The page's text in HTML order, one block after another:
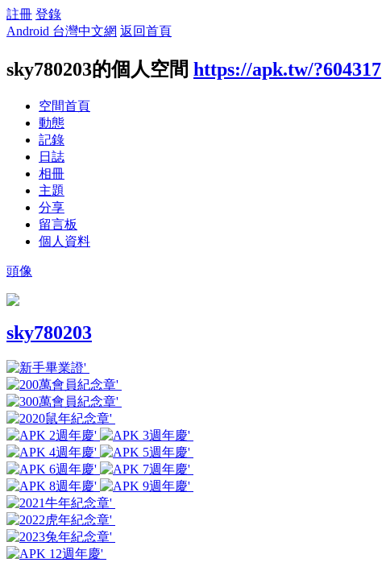
註冊 登錄
Android 台灣中文網 返回首頁
sky780203的個人空間 https://apk.tw/?604317
空間首頁
動態
記錄
日誌
相冊
主題
分享
留言板
個人資料
頭像
sky780203